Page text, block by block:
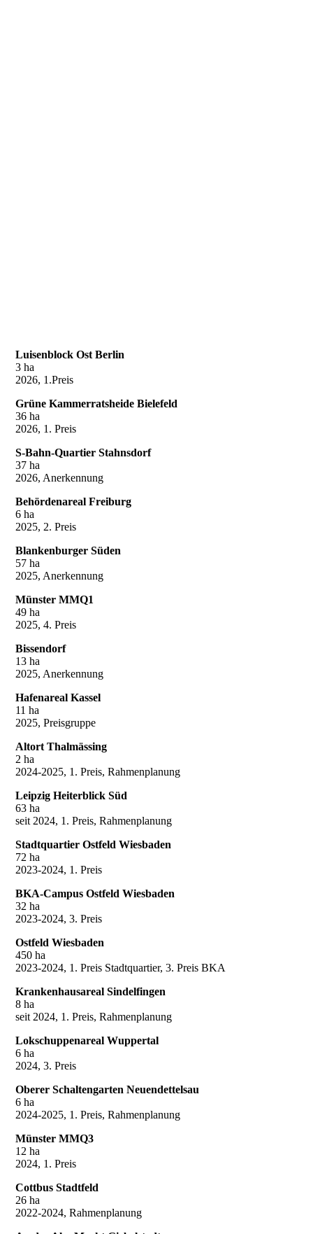
Luisenblock Ost Berlin
3 ha
2026, 1.Preis
Grüne Kammerratsheide Bielefeld
36 ha
2026, 1. Preis
S-Bahn-Quartier Stahnsdorf
37 ha
2026, Anerkennung
Behördenareal Freiburg
6 ha
2025, 2. Preis
Blankenburger Süden
57 ha
2025, Anerkennung
Münster MMQ1
49 ha
2025, 4. Preis
Bissendorf
13 ha
2025, Anerkennung
Hafenareal Kassel
11 ha
2025, Preisgruppe
Altort Thalmässing
2 ha
2024-2025, 1. Preis, Rahmenplanung
Leipzig Heiterblick Süd
63 ha
seit 2024, 1. Preis, Rahmenplanung
Stadtquartier Ostfeld Wiesbaden
72 ha
2023-2024, 1. Preis
BKA-Campus Ostfeld Wiesbaden
32 ha
2023-2024, 3. Preis
Ostfeld Wiesbaden
450 ha
2023-2024, 1. Preis Stadtquartier, 3. Preis BKA
Krankenhausareal Sindelfingen
8 ha
seit 2024, 1. Preis, Rahmenplanung
Lokschuppenareal Wuppertal
6 ha
2024, 3. Preis
Oberer Schaltengarten Neuendettelsau
6 ha
2024-2025, 1. Preis, Rahmenplanung
Münster MMQ3
12 ha
2024, 1. Preis
Cottbus Stadtfeld
26 ha
2022-2024, Rahmenplanung